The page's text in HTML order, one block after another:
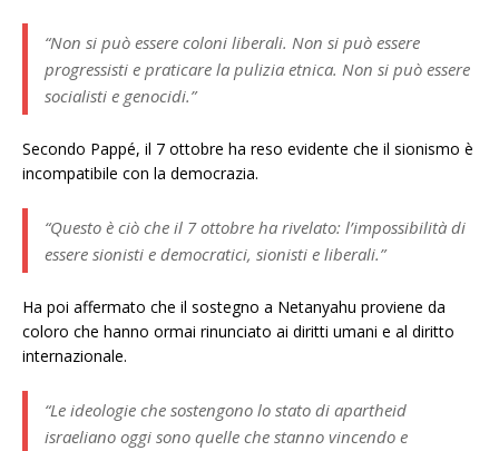
“Non si può essere coloni liberali. Non si può essere
progressisti e praticare la pulizia etnica. Non si può essere
socialisti e genocidi.”
Secondo Pappé, il 7 ottobre ha reso evidente che il sionismo è
incompatibile con la democrazia.
“Questo è ciò che il 7 ottobre ha rivelato: l’impossibilità di
essere sionisti e democratici, sionisti e liberali.”
Ha poi affermato che il sostegno a Netanyahu proviene da
coloro che hanno ormai rinunciato ai diritti umani e al diritto
internazionale.
“Le ideologie che sostengono lo stato di apartheid
israeliano oggi sono quelle che stanno vincendo e